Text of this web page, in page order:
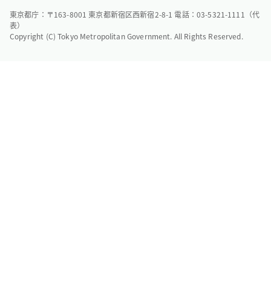
東京都庁：〒163-8001 東京都新宿区西新宿2-8-1 電話：03-5321-1111（代
表）
Copyright (C) Tokyo Metropolitan Government. All Rights Reserved.